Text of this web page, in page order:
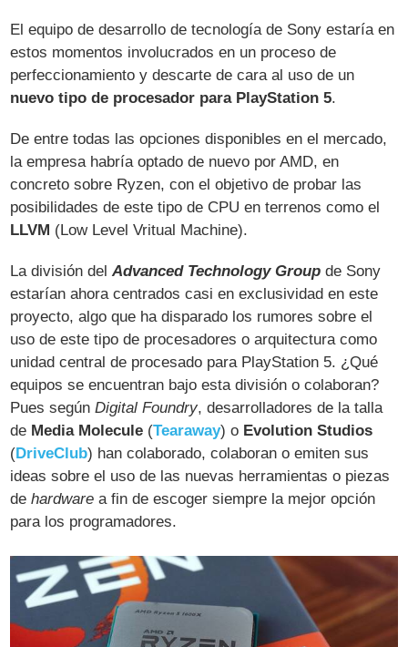
El equipo de desarrollo de tecnología de Sony estaría en
estos momentos involucrados en un proceso de
perfeccionamiento y descarte de cara al uso de un
nuevo tipo de procesador para PlayStation 5.
De entre todas las opciones disponibles en el mercado,
la empresa habría optado de nuevo por AMD, en
concreto sobre Ryzen, con el objetivo de probar las
posibilidades de este tipo de CPU en terrenos como el
LLVM (Low Level Vritual Machine).
La división delAdvanced Technology Group de Sony
estarían ahora centrados casi en exclusividad en este
proyecto, algo que ha disparado los rumores sobre el
uso de este tipo de procesadores o arquitectura como
unidad central de procesado para PlayStation 5. ¿Qué
equipos se encuentran bajo esta división o colaboran?
Pues segúnDigital Foundry, desarrolladores de la talla
de Media Molecule (Tearaway) o Evolution Studios
(DriveClub) han colaborado, colaboran o emiten sus
ideas sobre el uso de las nuevas herramientas o piezas
dehardware a fin de escoger siempre la mejor opción
para los programadores.